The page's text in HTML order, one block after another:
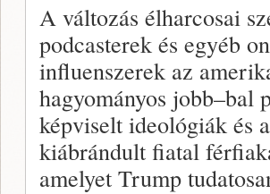
A változás élharcosai
podcasterek és egyéb
influenszerek az
hagyományos
képviselt ideológiák és
kiábrándult fiatal
amelyet Trump